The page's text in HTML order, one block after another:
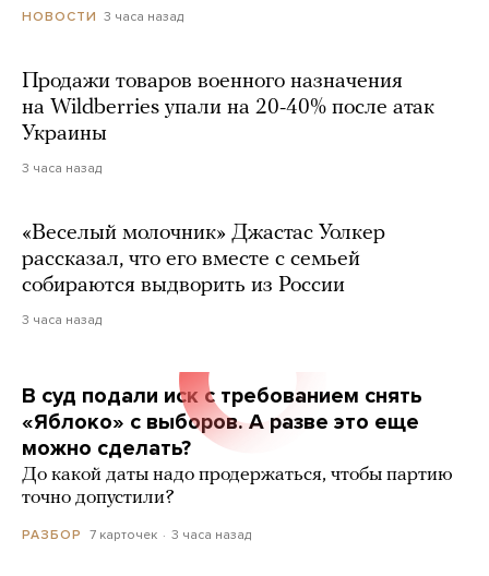
НОВОСТИ 3 часа назад
Продажи товаров военного назначения
на Wildberries упали на 20-40% после атак
Украины
3 часа назад
«Веселый молочник» Джастас Уолкер
рассказал, что его вместе с семьей
собираются выдворить из России
3 часа назад
В суд подали иск с требованием снять
«Яблоко» с выборов. А разве это еще
можно сделать?
До какой даты надо продержаться, чтобы партию
точно допустили?
РАЗБОР 7 карточек 3 часа назад